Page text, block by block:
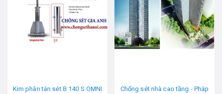
Kim phân tán sét B 140 S OMNI
Chống sét nhà cao tầng - Pháp